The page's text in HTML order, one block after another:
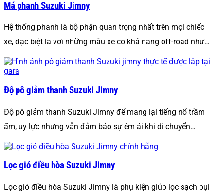
Má phanh Suzuki Jimny
Hệ thống phanh là bộ phận quan trọng nhất trên mọi chiếc
xe, đặc biệt là với những mẫu xe có khả năng off-road như…
Độ pô giảm thanh Suzuki Jimny
Độ pô giảm thanh Suzuki Jimny để mang lại tiếng nổ trầm
ấm, uy lực nhưng vẫn đảm bảo sự êm ái khi di chuyển…
Lọc gió điều hòa Suzuki Jimny
Lọc gió điều hòa Suzuki Jimny là phụ kiện giúp lọc sạch bụi